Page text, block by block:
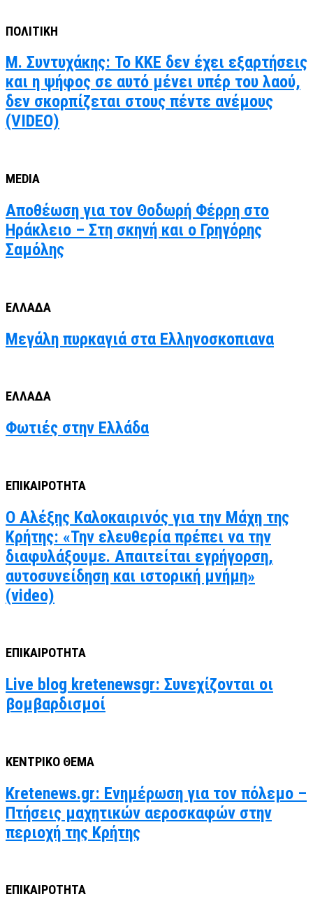
ΠΟΛΙΤΙΚΗ
Μ. Συντυχάκης: Το ΚΚΕ δεν έχει εξαρτήσεις
και η ψήφος σε αυτό μένει υπέρ του λαού,
δεν σκορπίζεται στους πέντε ανέμους
(VIDEO)
MEDIA
Αποθέωση για τον Θοδωρή Φέρρη στο
Ηράκλειο – Στη σκηνή και ο Γρηγόρης
Σαμόλης
ΕΛΛΑΔΑ
Μεγάλη πυρκαγιά στα Ελληνοσκοπιανα
ΕΛΛΑΔΑ
Φωτιές στην Ελλάδα
ΕΠΙΚΑΙΡΟΤΗΤΑ
Ο Αλέξης Καλοκαιρινός για την Μάχη της
Κρήτης: «Την ελευθερία πρέπει να την
διαφυλάξουμε. Απαιτείται εγρήγορση,
αυτοσυνείδηση και ιστορική μνήμη»
(video)
ΕΠΙΚΑΙΡΟΤΗΤΑ
Live blog kretenewsgr: Συνεχίζονται οι
βομβαρδισμοί
ΚΕΝΤΡΙΚΟ ΘΕΜΑ
Kretenews.gr: Ενημέρωση για τον πόλεμο –
Πτήσεις μαχητικών αεροσκαφών στην
περιοχή της Κρήτης
ΕΠΙΚΑΙΡΟΤΗΤΑ